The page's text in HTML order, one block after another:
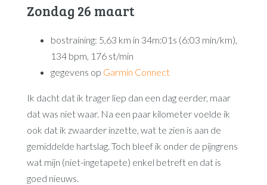
Zondag 26 maart
bostraining: 5,63 km in 34m:01s (6:03 min/km),
134 bpm, 176 st/min
gegevens op Garmin Connect
Ik dacht dat ik trager liep dan een dag eerder, maar
dat was niet waar. Na een paar kilometer voelde ik
ook dat ik zwaarder inzette, wat te zien is aan de
gemiddelde hartslag. Toch bleef ik onder de pijngrens
wat mijn (niet-ingetapete) enkel betreft en dat is
goed nieuws.